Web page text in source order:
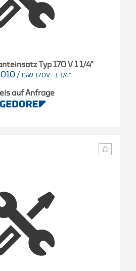
Typ 170 V 1 1/4"
/ ISW 170V - 1 1/4"
auf Anfrage